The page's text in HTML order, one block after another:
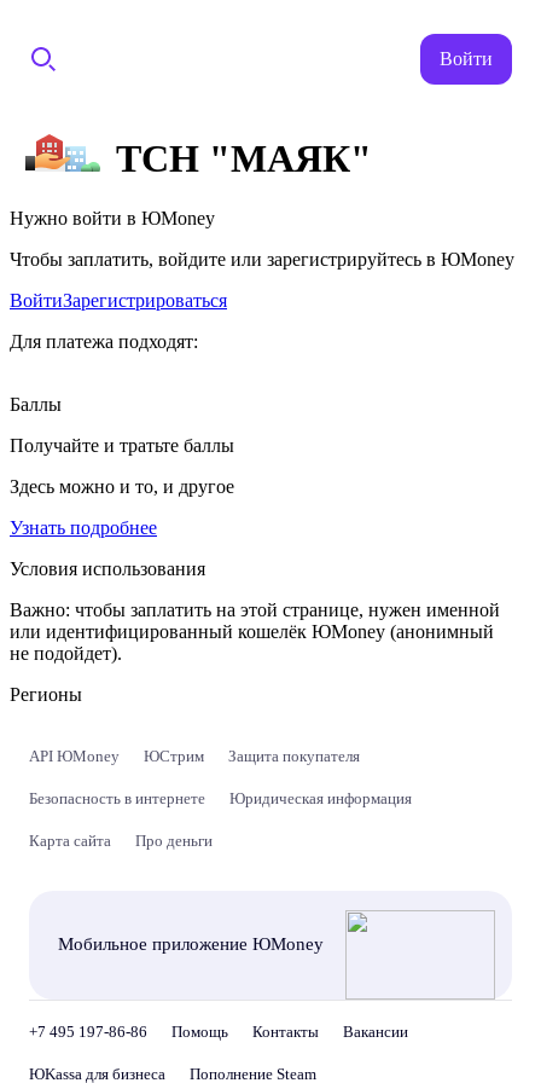
Войти
ТСН "МАЯК"
Нужно войти в ЮMoney
Чтобы заплатить, войдите или зарегистрируйтесь в ЮMoney
ВойтиЗарегистрироваться
Для платежа подходят:
Баллы
Получайте и тратьте баллы
Здесь можно и то, и другое
Узнать подробнее
Условия использования
Важно: чтобы заплатить на этой странице, нужен именной
или идентифицированный кошелёк ЮMoney (анонимный
не подойдет).
Регионы
API ЮMoney ЮСтрим Защита покупателя
Безопасность в интернете Юридическая информация
Карта сайта Про деньги
Мобильное приложение ЮMoney
+7 495 197-86-86 Помощь Контакты Вакансии
ЮKassa для бизнеса Пополнение Steam